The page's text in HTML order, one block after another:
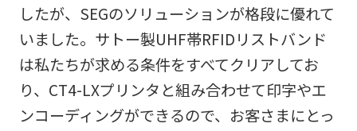
したが、SEGのソリューションが格段に優れて
いました。サトー製UHF帯RFIDリストバンド
は私たちが求める条件をすべてクリアしてお
り、CT4-LXプリンタと組み合わせて印字やエ
ンコーディングができるので、お客さまにとっ